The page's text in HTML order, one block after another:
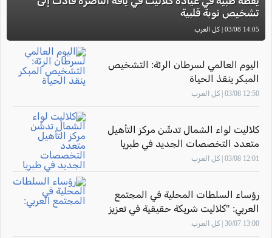
تشخيص نوبة قلبية
14:05 03/08 | كل العرب
اليوم العالمي لسرطان الرئة: التشخيص
المبكر ينقذ الحياة
12:50 03/08 | كل العرب
كلاليت لواء الشمال تدشّن مركز التأهيل
متعدد التخصصات الجديد في طبريا
12:01 03/08 | كل العرب
رؤساء السلطات المحلية في المجتمع
العربي: "كلاليت شريكة حقيقية في تعزيز
صحة أهالينا"
13:00 30/07 | كل العرب